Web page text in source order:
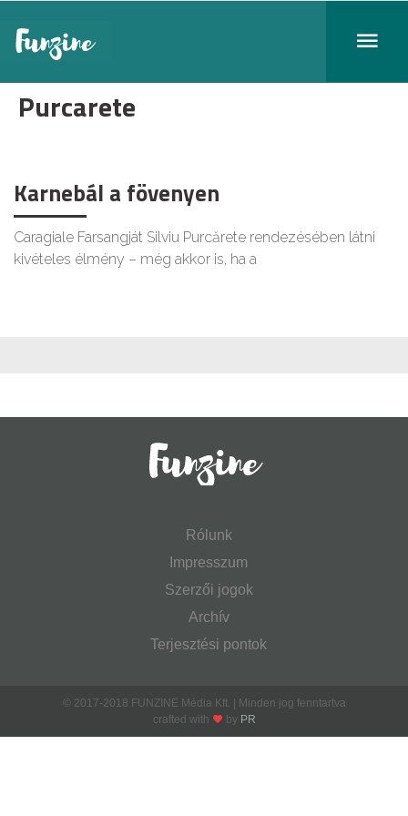
Purcarete
Karnebál a fövenyen
Caragiale Farsangját Silviu Purcărete rendezésében látni
kivételes élmény – még akkor is, ha a
Rólunk
Impresszum
Szerzői jogok
Archív
Terjesztési pontok
© 2017-2018 FUNZINE Média Kft. | Minden jog fenntartva
crafted with
by PR